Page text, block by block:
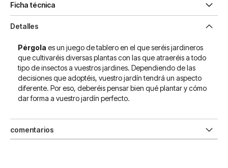
Ficha técnica
Detalles
Pérgola es un juego de tablero en el que seréis jardineros
que cultivaréis diversas plantas con las que atraeréis a todo
tipo de insectos a vuestros jardines. Dependiendo de las
decisiones que adoptéis, vuestro jardín tendrá un aspecto
diferente. Por eso, deberéis pensar bien qué plantar y cómo
dar forma a vuestro jardín perfecto.
comentarios